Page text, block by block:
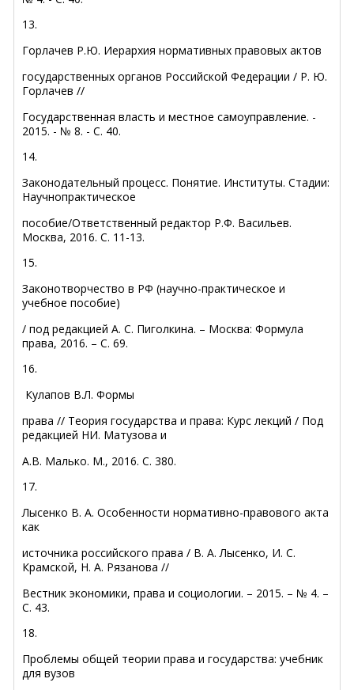
13.
Горлачев Р.Ю. Иерархия нормативных правовых актов
государственных органов Российской Федерации / Р. Ю.
Горлачев //
Государственная власть и местное самоуправление. -
2015. - № 8. - С. 40.
14.
Законодательный процесс. Понятие. Институты. Стадии:
Научно­практическое
пособие/Ответственный редактор Р.Ф. Васильев.
Москва, 2016. С. 11-13.
15.
Законотворчество в РФ (научно-практическое и
учебное пособие)
/ под редакцией А. С. Пиголкина. – Москва: Формула
права, 2016. – С. 69.
16.
Кулапов В.Л. Формы
права // Теория государства и права: Курс лекций / Под
редакцией НИ. Матузова и
А.В. Малько. М., 2016. С. 380.
17.
Лысенко В. А. Особенности нормативно-правового акта
как
источника российского права / В. А. Лысенко, И. С.
Крамской, Н. А. Рязанова //
Вестник экономики, права и социологии. – 2015. – № 4. –
С. 43.
18.
Проблемы общей теории права и государства: учебник
для вузов